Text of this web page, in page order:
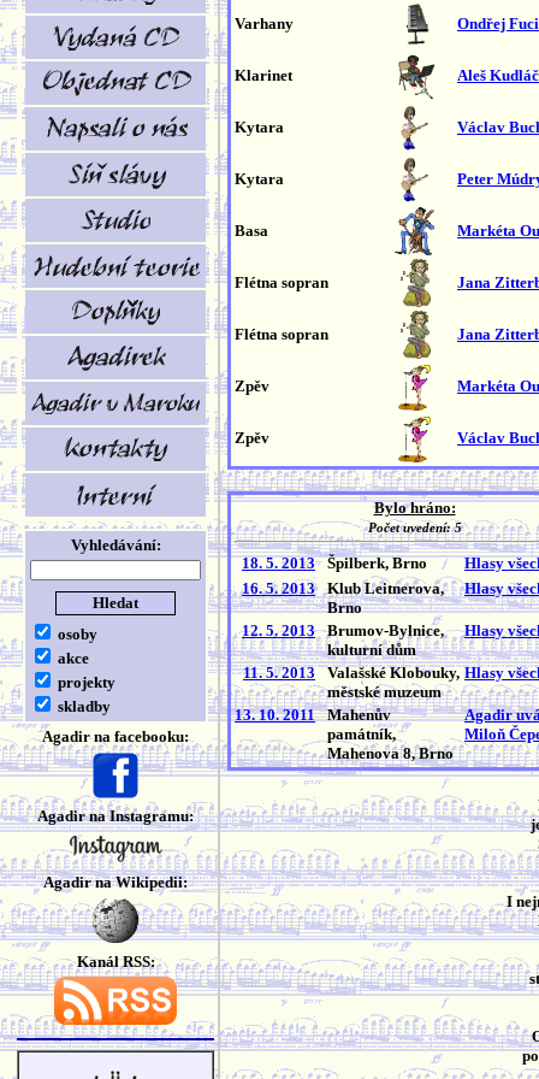
Vyhledávání:
osoby
akce
projekty
skladby
Agadir na facebooku:
Agadir na Instagramu:
Agadir na Wikipedii:
Kanál RSS:
Varhany Ondřej
Klarinet Aleš
Kytara Václav
Kytara Peter
Basa Markéta
Flétna sopran Jana
Flétna sopran Jana
Zpěv Markéta
Zpěv Václav
Bylo hráno:
Počet uvedení: 5
18. 5. 2013 Špilberk, Brno
Hlasy
16. 5. 2013
Klub Leitnerova,
Brno
Hlasy
12. 5. 2013
Brumov-Bylnice,
kulturní dům
Hlasy
11. 5. 2013
Valašské Klobouky,
městské muzeum
Hlasy
13. 10. 2011
Mahenův
památník,
Mahenova 8, Brno
Agadir
Miloň
I